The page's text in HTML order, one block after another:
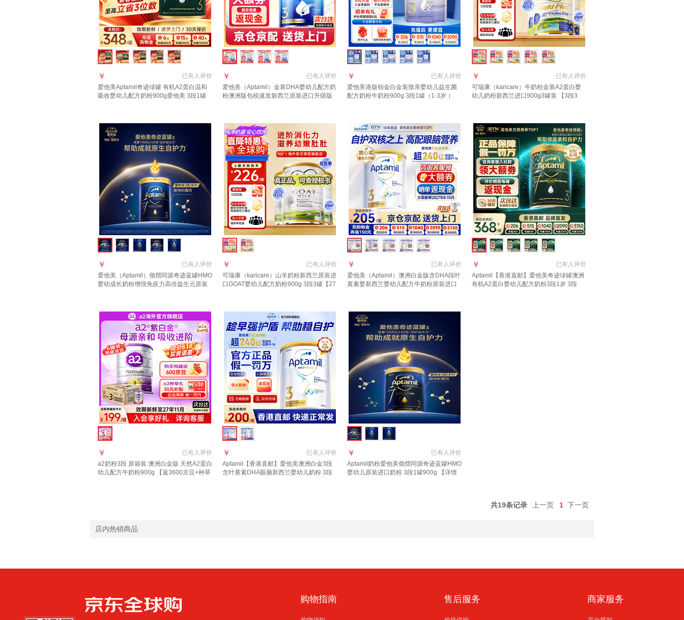
已有人评价
￥
爱他美Aptamil奇迹绿罐 有机A2蛋白温和
吸收婴幼儿配方奶粉900g爱他美 3段1罐
已有人评价
￥
爱他美（Aptamil）金装DHA婴幼儿配方奶
粉澳洲版包税速发新西兰原装进口升级版
已有人评价
￥
爱他美港版铂金白金装致亲婴幼儿益生菌
配方奶粉牛奶粉900g 3段1罐（1-3岁 ）
已有人评价
￥
可瑞康（karicare）牛奶粉金装A2蛋白婴
幼儿奶粉新西兰进口900g3罐装 【3段3
已有人评价
￥
爱他美（Aptamil）领熠同源奇迹蓝罐HMO
婴幼成长奶粉增强免疫力高倍益生元原装
已有人评价
￥
可瑞康（karicare）山羊奶粉新西兰原装进
口GOAT婴幼儿配方奶粉900g 3段3罐【27
已有人评价
￥
爱他美（Aptamil）澳洲白金版含DHA段叶
黄素婴新西兰婴幼儿配方牛奶粉原装进口
已有人评价
￥
Aptamil【香港直邮】爱他美奇迹绿罐澳洲
有机A2蛋白婴幼儿配方奶粉3段1岁 3段
已有人评价
￥
a2奶粉3段 原箱装 澳洲白金版 天然A2蛋白
幼儿配方牛奶粉900g 【返3600京豆+种草
已有人评价
￥
Aptamil【香港直邮】爱他美澳洲白金3段
含叶黄素DHA眼脑新西兰婴幼儿奶粉 3段
已有人评价
￥
Aptamil奶粉爱他美领熠同源奇迹蓝罐HMO
婴幼儿原装进口奶粉 3段1罐900g 【详情
共19条记录 上一页 1 下一页
店内热销商品
购物指南 售后服务 商家服务